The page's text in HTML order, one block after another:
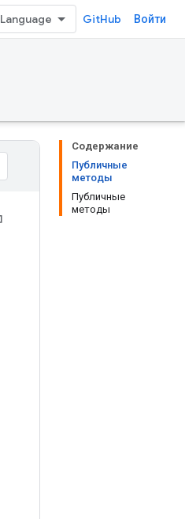
GitHub Войти
Содержание
Публичные
методы
Публичные
методы